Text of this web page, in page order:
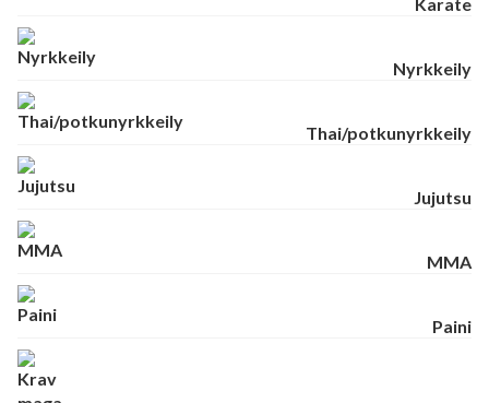
Nyrkkeily
Thai/potkunyrkkeily
Jujutsu
MMA
Paini